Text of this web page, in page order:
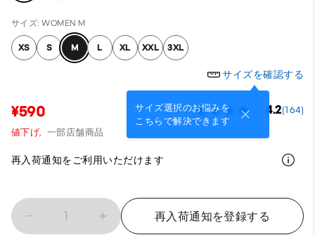
サイズ: WOMEN M
XS S M L XL XXL 3XL
サイズを確認する
サイズ選択のお悩みを
こちらで解決できます
¥590 4.2(164)
値下げ, 一部店舗商品
再入荷通知をご利用いただけます
1 再入荷通知を登録する